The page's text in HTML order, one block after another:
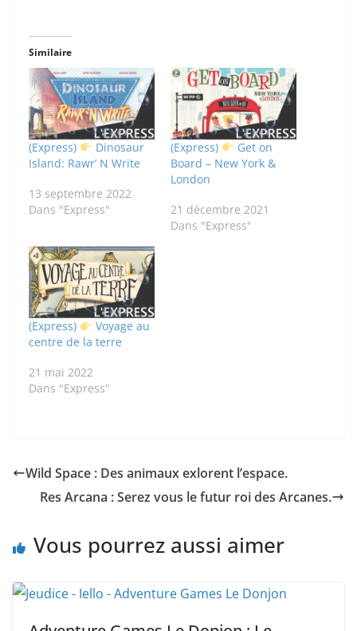
Similaire
(Express)
Dinosaur
Island: Rawr’ N Write
13 septembre 2022
Dans "Express"
(Express)
Get on
Board – New York &
London
21 décembre 2021
Dans "Express"
(Express)
Voyage au
centre de la terre
21 mai 2022
Dans "Express"
Wild Space : Des animaux exlorent l’espace.
Res Arcana : Serez vous le futur roi des Arcanes.
Vous pourrez aussi aimer